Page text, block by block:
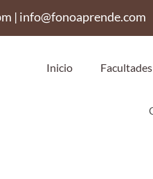
| info@fonoaprende.com
Inicio Facultades